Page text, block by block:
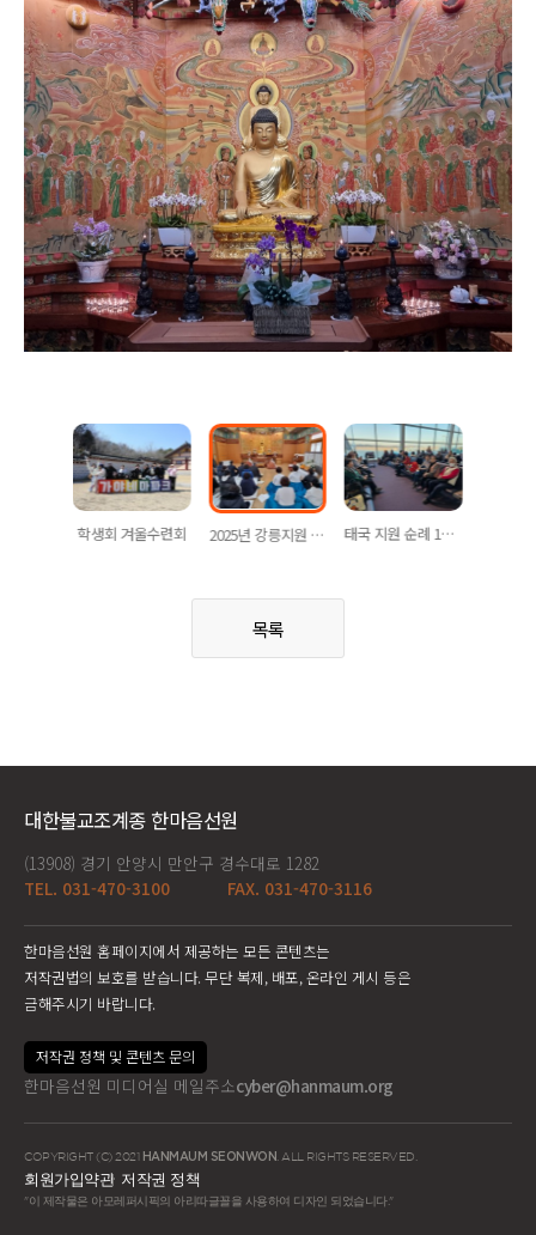
학생회 겨울수련회 2025년 강릉지원 새해맞이 촛불재 태국 지원 순례 1부 (2월6일~11일)
목록
대한불교조계종 한마음선원
(13908) 경기 안양시 만안구 경수대로 1282
TEL. 031-470-3100
FAX. 031-470-3116
한마음선원 홈페이지에서 제공하는 모든 콘텐츠는
저작권법의 보호를 받습니다. 무단 복제, 배포, 온라인 게시 등은
금해주시기 바랍니다.
저작권 정책 및 콘텐츠 문의
한마음선원 미디어실 메일주소cyber@hanmaum.org
COPYRIGHT (C) 2021 HANMAUM SEONWON. ALL RIGHTS RESERVED.
회원가입약관 저작권 정책
"이 제작물은 아모레퍼시픽의 아리따글꼴을 사용하여 디자인 되었습니다."